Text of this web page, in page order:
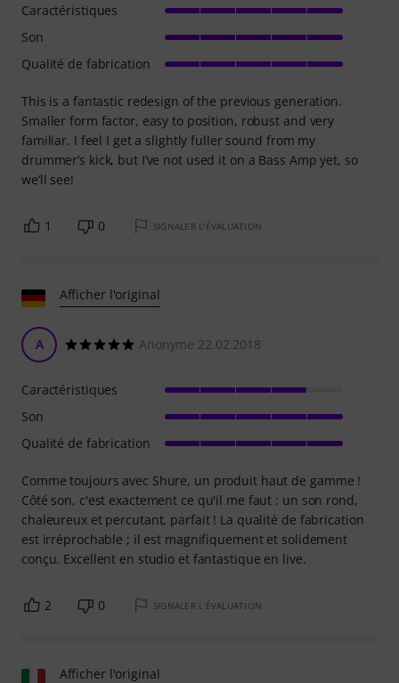
This is a fantastic redesign of the previous generation.
Smaller form factor, easy to position, robust and very
familiar. I feel I get a slightly fuller sound from my
drummer’s kick, but I’ve not used it on a Bass Amp yet, so
we’ll see!
Caractéristiques
Son
Qualité de fabrication
1 0 SIGNALER L'ÉVALUATION
Afficher l'original
A Anonyme 22.02.2018
Comme toujours avec Shure, un produit haut de gamme !
Côté son, c'est exactement ce qu'il me faut : un son rond,
chaleureux et percutant, parfait ! La qualité de fabrication
est irréprochable ; il est magnifiquement et solidement
conçu. Excellent en studio et fantastique en live.
Caractéristiques
Son
Qualité de fabrication
2 0 SIGNALER L'ÉVALUATION
Afficher l'original